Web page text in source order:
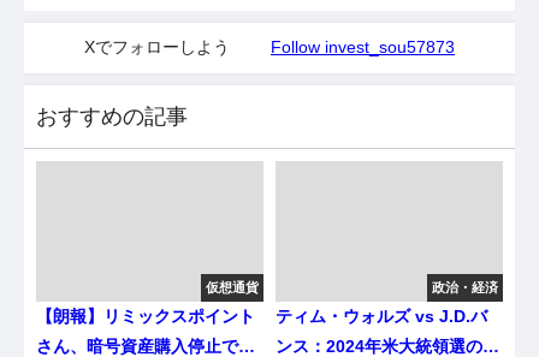
Xでフォローしよう Follow invest_sou57873
おすすめの記事
仮想通貨
【朗報】リミックスポイント
さん、暗号資産購入停止で株
政治・経済
ティム・ウォルズ vs J.D.バ
ンス：2024年米大統領選の注